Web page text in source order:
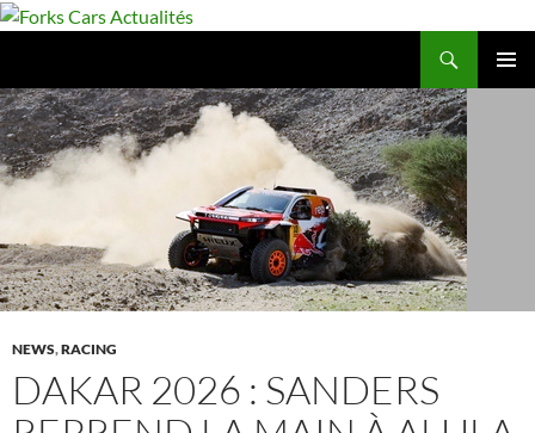
Aller
NEWS,RACING
DAKAR 2026 : SANDERS